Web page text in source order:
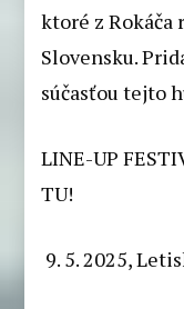
ktoré z Rokáča
Slovensku.
súčasťou tejto
LINE-UP
TU!
9. 5. 2025,